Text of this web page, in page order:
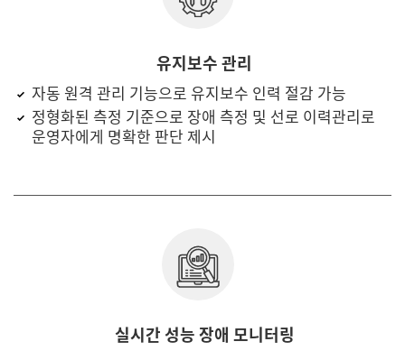
유지보수 관리
자동 원격 관리 기능으로 유지보수 인력 절감 가능
정형화된 측정 기준으로 장애 측정 및 선로 이력관리로
운영자에게 명확한 판단 제시
실시간 성능 장애 모니터링